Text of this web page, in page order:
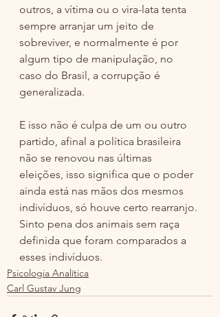
outros, a vítima ou o vira-lata tenta
sempre arranjar um jeito de
sobreviver, e normalmente é por
algum tipo de manipulação, no
caso do Brasil, a corrupção é
generalizada.
E isso não é culpa de um ou outro
partido, afinal a política brasileira
não se renovou nas últimas
eleições, isso significa que o poder
ainda está nas mãos dos mesmos
indivíduos, só houve certo rearranjo.
Sinto pena dos animais sem raça
definida que foram comparados a
esses indivíduos.
Psicologia Analítica
Carl Gustav Jung